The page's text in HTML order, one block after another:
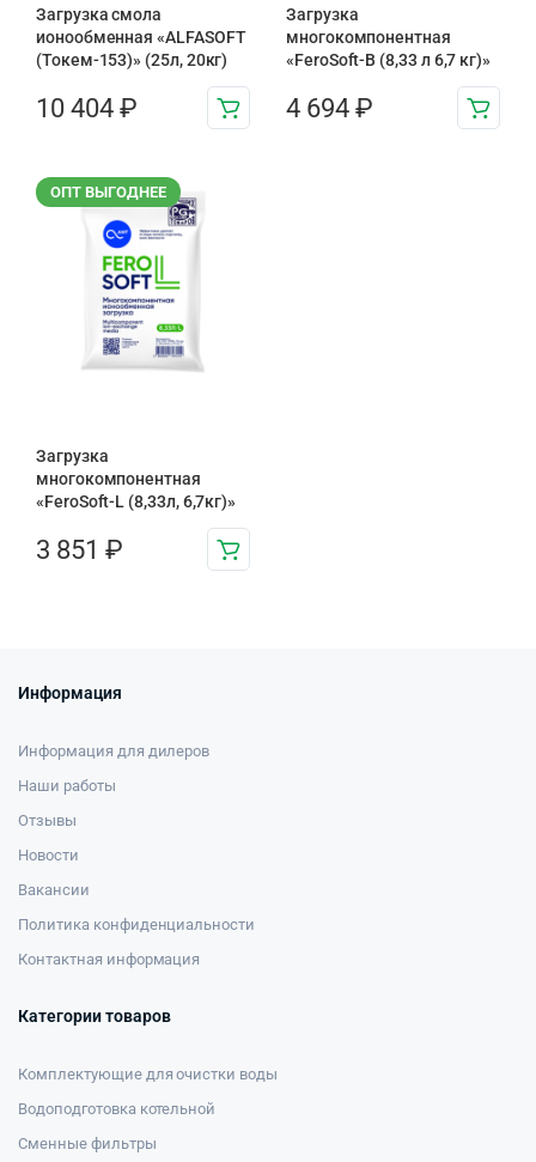
Загрузка смола
ионообменная «ALFASOFT
(Токем-153)» (25л, 20кг)
10 404 ₽
Загрузка
многокомпонентная
«FeroSoft-B (8,33 л 6,7 кг)»
4 694 ₽
ОПТ ВЫГОДНЕЕ
Загрузка
многокомпонентная
«FeroSoft-L (8,33л, 6,7кг)»
3 851 ₽
Информация
Информация для дилеров
Наши работы
Отзывы
Новости
Вакансии
Политика конфиденциальности
Контактная информация
Категории товаров
Комплектующие для очистки воды
Водоподготовка котельной
Сменные фильтры